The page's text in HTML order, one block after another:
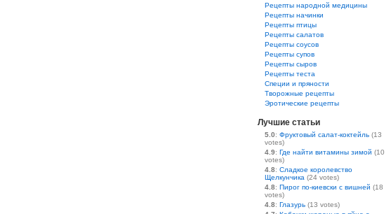
Рецепты народной медицины
Рецепты начинки
Рецепты птицы
Рецепты салатов
Рецепты соусов
Рецепты супов
Рецепты сыров
Рецепты теста
Специи и пряности
Творожные рецепты
Эротические рецепты
Лучшие статьи
5.0: Фруктовый салат-коктейль (13
votes)
4.9: Где найти витамины зимой (10
votes)
4.8: Сладкое королевство
Щелкунчика (24 votes)
4.8: Пирог по-киевски с вишней (18
votes)
4.8: Глазурь (13 votes)